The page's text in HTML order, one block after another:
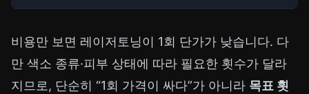
비용만 보면 레이저토닝이 1회 단가가 낮습니다. 다
만 색소 종류·피부 상태에 따라 필요한 횟수가 달라
지므로, 단순히 “1회 가격이 싸다”가 아니라 목표 횟